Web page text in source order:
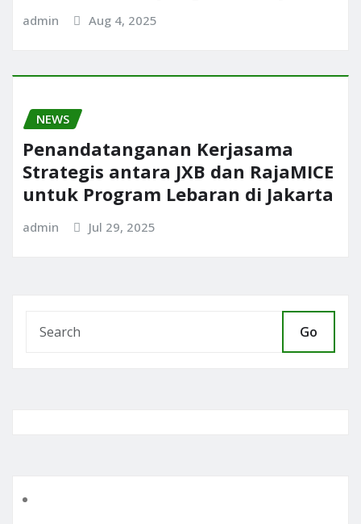
admin Aug 4, 2025
NEWS
Penandatanganan Kerjasama
Strategis antara JXB dan RajaMICE
untuk Program Lebaran di Jakarta
admin Jul 29, 2025
Go